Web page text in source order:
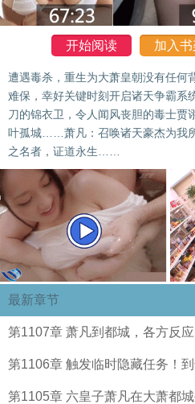
开始阅读 加入书
遭遇毒杀，重生为大萧皇朝没有任何
难保，幸好关键时刻开启诸天争霸系
刀的锦衣卫，令人闻风丧胆的毒士
叶孤城……萧凡：召唤诸天豪杰为我
之名者，证道永生……
最新章节
第1107章 萧凡到都城，各方反
第1106章 触发临时隐藏任务！
第1105章 六皇子萧凡在大萧都